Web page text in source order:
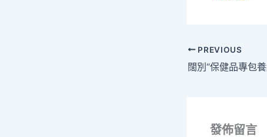
PREVIOUS
發佈留言